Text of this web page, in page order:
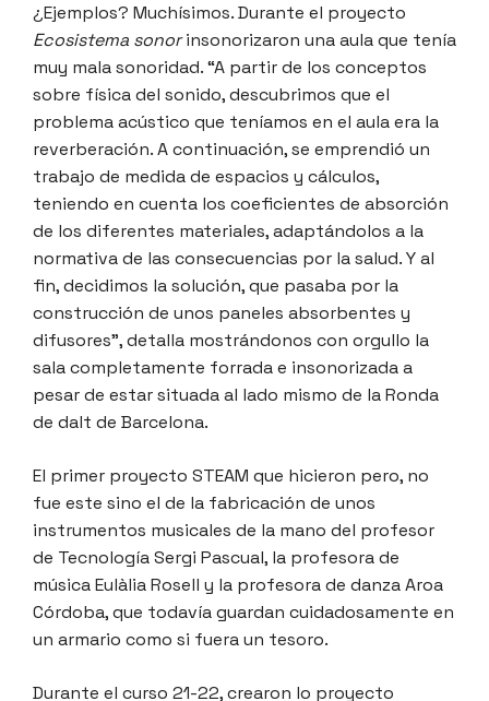
¿Ejemplos? Muchísimos. Durante el proyecto
Ecosistema sonorinsonorizaron una aula que tenía
muy mala sonoridad. “A partir de los conceptos
sobre física del sonido, descubrimos que el
problema acústico que teníamos en el aula era la
reverberación. A continuación, se emprendió un
trabajo de medida de espacios y cálculos,
teniendo en cuenta los coeficientes de absorción
de los diferentes materiales, adaptándolos a la
normativa de las consecuencias por la salud. Y al
fin, decidimos la solución, que pasaba por la
construcción de unos paneles absorbentes y
difusores”, detalla mostrándonos con orgullo la
sala completamente forrada e insonorizada a
pesar de estar situada al lado mismo de la Ronda
de dalt de Barcelona.
El primer proyecto STEAM que hicieron pero, no
fue este sino el de la fabricación de unos
instrumentos musicales de la mano del profesor
de Tecnología Sergi Pascual, la profesora de
música Eulàlia Rosell y la profesora de danza Aroa
Córdoba, que todavía guardan cuidadosamente en
un armario como si fuera un tesoro.
Durante el curso 21-22, crearon lo proyecto